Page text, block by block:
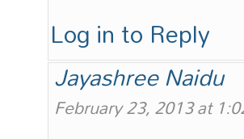
Log in to Reply
Jayashree Naidu
February 23, 2013 at